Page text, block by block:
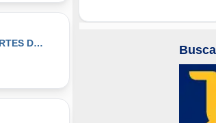
GAVI PERU AUTOPARTES DONGFENG y DFSK GLORY